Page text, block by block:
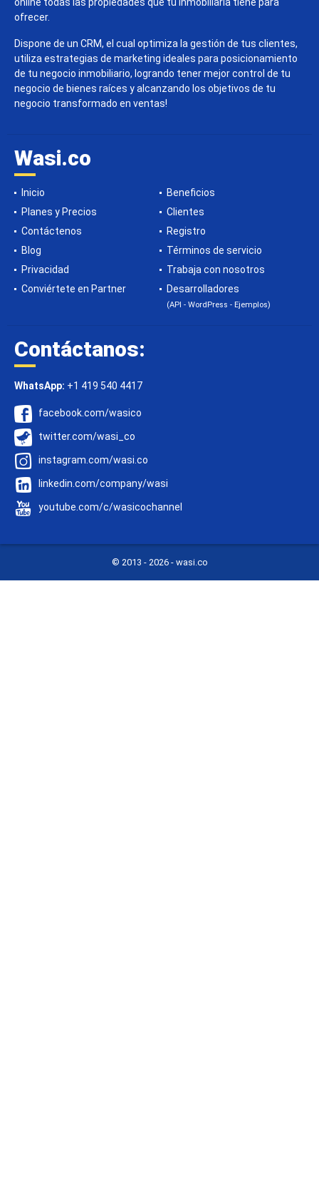
online todas las propiedades que tu inmobiliaria tiene para
ofrecer.
Dispone de un CRM, el cual optimiza la gestión de tus clientes,
utiliza estrategias de marketing ideales para posicionamiento
de tu negocio inmobiliario, logrando tener mejor control de tu
negocio de bienes raíces y alcanzando los objetivos de tu
negocio transformado en ventas!
Wasi.co
Inicio
Beneficios
Planes y Precios
Clientes
Contáctenos
Registro
Blog
Términos de servicio
Privacidad
Trabaja con nosotros
Conviértete en Partner
Desarrolladores
(API - WordPress - Ejemplos)
Contáctanos:
WhatsApp: +1 419 540 4417
facebook.com/wasico
twitter.com/wasi_co
instagram.com/wasi.co
linkedin.com/company/wasi
youtube.com/c/wasicochannel
© 2013 - 2026 - wasi.co